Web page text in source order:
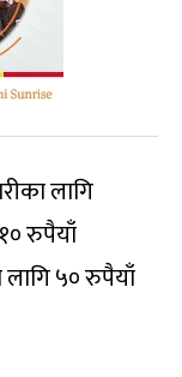
लागि
रुपैयाँ
लागि ५० रुपैयाँ